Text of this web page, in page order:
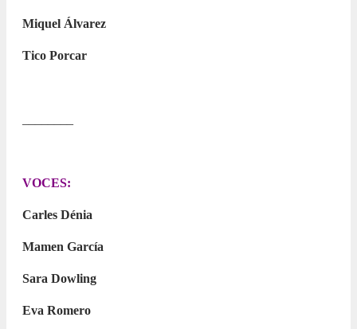
Miquel Álvarez
Tico Porcar
VOCES:
Carles Dénia
Mamen García
Sara Dowling
Eva Romero